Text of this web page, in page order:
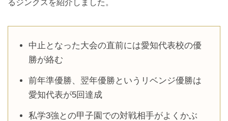
るジンクスを紹介しました。
中止となった大会の直前には愛知代表校の優
勝が絡む
前年準優勝、翌年優勝というリベンジ優勝は
愛知代表が5回達成
私学3強との甲子園での対戦相手がよくかぶ